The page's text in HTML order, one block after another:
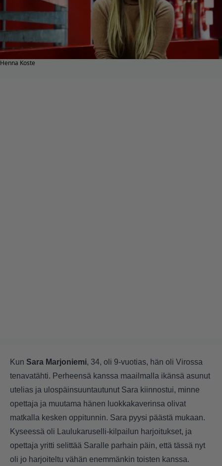
Henna Koste
Kun Sara Marjoniemi, 34, oli 9-vuotias, hän oli Virossa
tenavatähti. Perheensä kanssa maailmalla ikänsä asunut
utelias ja ulospäinsuuntautunut Sara kiinnostui, minne
opettaja ja muutama hänen luokkakaverinsa olivat
matkalla kesken oppitunnin. Sara pyysi päästä mukaan.
Kyseessä oli Laulukaruselli-kilpailun harjoitukset, ja
opettaja yritti selittää Saralle parhain päin, että tässä nyt
oli jo harjoiteltu vähän enemmänkin toisten kanssa.